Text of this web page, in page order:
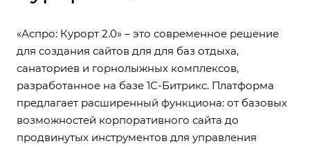
«Аспро: Курорт 2.0» – это современное решение
для создания сайтов для для баз отдыха,
санаториев и горнолыжных комплексов,
разработанное на базе 1С-Битрикс. Платформа
предлагает расширенный функциона: от базовых
возможностей корпоративного сайта до
продвинутых инструментов для управления